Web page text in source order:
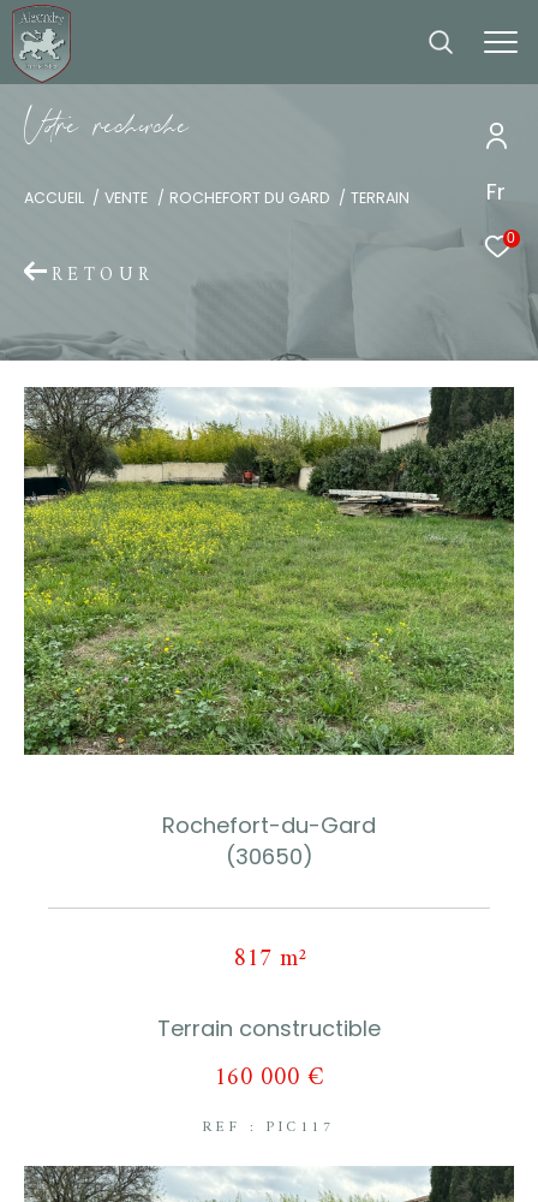
Fr
0
Vore recece
ACCUEIL VENTE ROCHEFORT DU GARD TERRAIN
RETOUR
Rochefort-du-Gard
(30650)
817 m²
Terrain constructible
160 000 €
REF : PIC117